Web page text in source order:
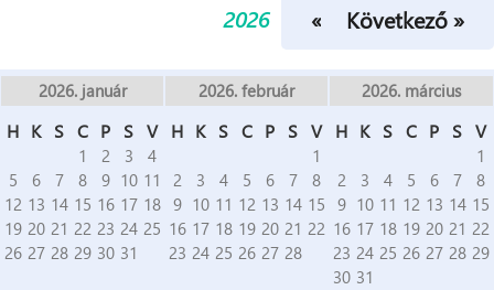
2026 « ElőzőKövetkező »
2026. január
H K S C P S V
1 2 3
4
5
6 7 8 9 10 11
12 13 14 15 16 17 18
19 20 21 22 23 24 25
26 27 28 29 30 31
2026. február
H K S C P S V
1
2
3 4 5 6 7
8
9 10 11 12 13 14 15
16 17 18 19 20 21 22
23 24 25 26 27 28
2026. március
H K S C P S V
1
2
3 4 5 6 7
8
9 10 11 12 13 14 15
16 17 18 19 20 21 22
23 24 25 26 27 28 29
30 31